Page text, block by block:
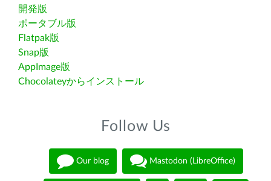
開発版
ポータブル版
Flatpak版
Snap版
AppImage版
Chocolateyからインストール
Follow Us
Our blog Mastodon (LibreOffice)